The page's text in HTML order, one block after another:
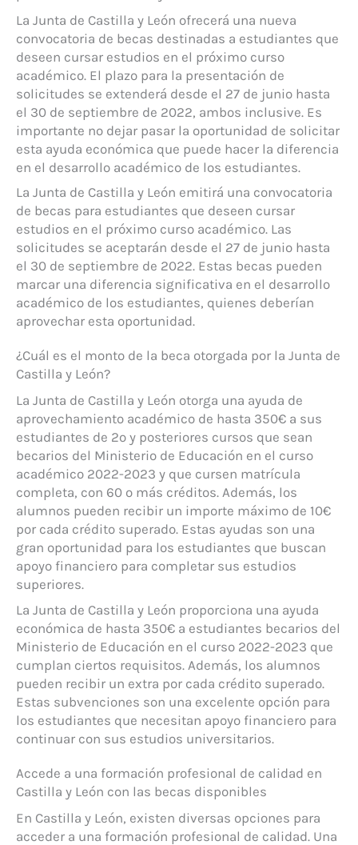
La Junta de Castilla y León ofrecerá una nueva
convocatoria de becas destinadas a estudiantes que
deseen cursar estudios en el próximo curso
académico. El plazo para la presentación de
solicitudes se extenderá desde el 27 de junio hasta
el 30 de septiembre de 2022, ambos inclusive. Es
importante no dejar pasar la oportunidad de solicitar
esta ayuda económica que puede hacer la diferencia
en el desarrollo académico de los estudiantes.
La Junta de Castilla y León emitirá una convocatoria
de becas para estudiantes que deseen cursar
estudios en el próximo curso académico. Las
solicitudes se aceptarán desde el 27 de junio hasta
el 30 de septiembre de 2022. Estas becas pueden
marcar una diferencia significativa en el desarrollo
académico de los estudiantes, quienes deberían
aprovechar esta oportunidad.
¿Cuál es el monto de la beca otorgada por la Junta de
Castilla y León?
La Junta de Castilla y León otorga una ayuda de
aprovechamiento académico de hasta 350€ a sus
estudiantes de 2º y posteriores cursos que sean
becarios del Ministerio de Educación en el curso
académico 2022-2023 y que cursen matrícula
completa, con 60 o más créditos. Además, los
alumnos pueden recibir un importe máximo de 10€
por cada crédito superado. Estas ayudas son una
gran oportunidad para los estudiantes que buscan
apoyo financiero para completar sus estudios
superiores.
La Junta de Castilla y León proporciona una ayuda
económica de hasta 350€ a estudiantes becarios del
Ministerio de Educación en el curso 2022-2023 que
cumplan ciertos requisitos. Además, los alumnos
pueden recibir un extra por cada crédito superado.
Estas subvenciones son una excelente opción para
los estudiantes que necesitan apoyo financiero para
continuar con sus estudios universitarios.
Accede a una formación profesional de calidad en
Castilla y León con las becas disponibles
En Castilla y León, existen diversas opciones para
acceder a una formación profesional de calidad. Una